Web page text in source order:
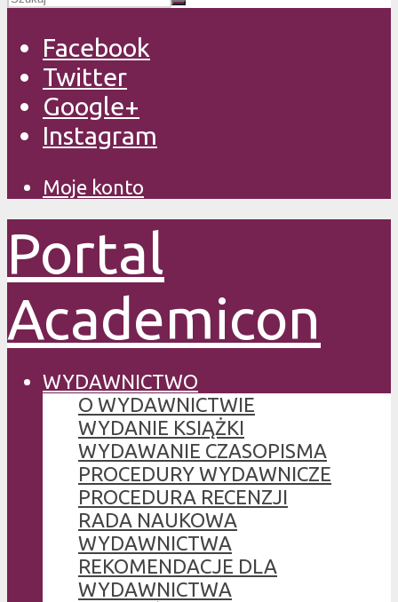
Facebook
Twitter
Google+
Instagram
Moje konto
Portal
Academicon
WYDAWNICTWO
O WYDAWNICTWIE
WYDANIE KSIĄŻKI
WYDAWANIE CZASOPISMA
PROCEDURY WYDAWNICZE
PROCEDURA RECENZJI
RADA NAUKOWA
WYDAWNICTWA
REKOMENDACJE DLA
WYDAWNICTWA